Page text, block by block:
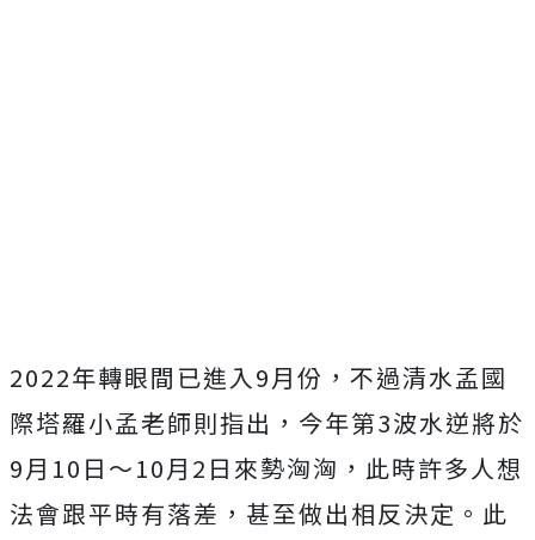
2022年轉眼間已進入9月份，不過清水孟國
際塔羅小孟老師則指出，今年第3波水逆將於
9月10日～10月2日來勢洶洶，此時許多人想
法會跟平時有落差，甚至做出相反決定。此